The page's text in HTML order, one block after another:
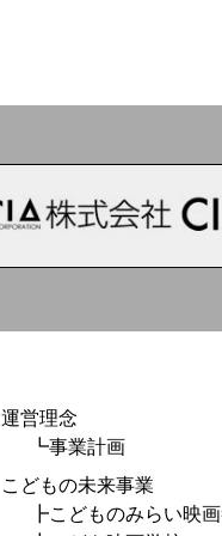
運営理念
事業計画
こどもの未来事業
こどものみらい映